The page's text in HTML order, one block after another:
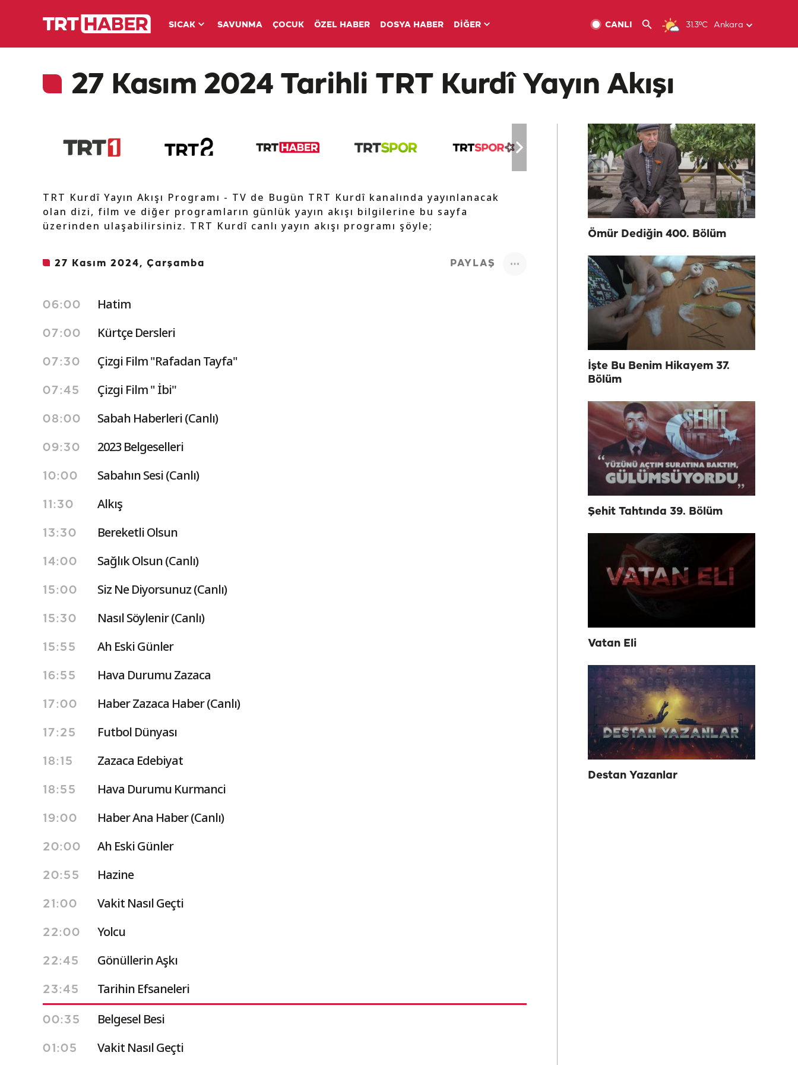
SICAK SAVUNMA ÇOCUK ÖZEL HABER DOSYA HABER DİĞER 31.3ºC Ankara
CANLI
27 Kasım 2024 Tarihli TRT Kurdî Yayın Akışı
TRT Kurdî Yayın Akışı Programı - TV de Bugün TRT Kurdî kanalında yayınlanacak
olan dizi, film ve diğer programların günlük yayın akışı bilgilerine bu sayfa
üzerinden ulaşabilirsiniz. TRT Kurdî canlı yayın akışı programı şöyle;
27 Kasım 2024, Çarşamba PAYLAŞ
06:00 Hatim
07:00 Kürtçe Dersleri
07:30 Çizgi Film "Rafadan Tayfa"
07:45 Çizgi Film " İbi''
08:00 Sabah Haberleri (Canlı)
09:30 2023 Belgeselleri
10:00 Sabahın Sesi (Canlı)
11:30 Alkış
13:30 Bereketli Olsun
14:00 Sağlık Olsun (Canlı)
15:00 Siz Ne Diyorsunuz (Canlı)
15:30 Nasıl Söylenir (Canlı)
15:55 Ah Eski Günler
16:55 Hava Durumu Zazaca
17:00 Haber Zazaca Haber (Canlı)
17:25 Futbol Dünyası
18:15 Zazaca Edebiyat
18:55 Hava Durumu Kurmanci
19:00 Haber Ana Haber (Canlı)
20:00 Ah Eski Günler
20:55 Hazine
21:00 Vakit Nasıl Geçti
22:00 Yolcu
22:45 Gönüllerin Aşkı
23:45 Tarihin Efsaneleri
00:35 Belgesel Besi
01:05 Vakit Nasıl Geçti
Ömür Dediğin 400. Bölüm
İşte Bu Benim Hikayem 37.
Bölüm
Şehit Tahtında 39. Bölüm
Vatan Eli
Destan Yazanlar